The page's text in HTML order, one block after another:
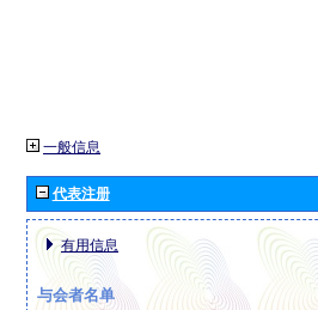
一般信息
代表注册
有用信息
与会者名单